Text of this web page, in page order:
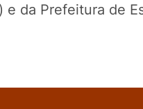
e da Prefeitura de